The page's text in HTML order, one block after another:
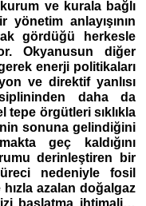
ve kurala bağlı
yönetim anlayışının
gördüğü herkesle
Okyanusun diğer
enerji politikaları
ve direktif yanlısı
daha da
tepe örgütleri sıklıkla
sonuna gelindiğini
geç kaldığını
derinleştiren bir
nedeniyle fosil
azalan doğalgaz
başlatma ihtimali…